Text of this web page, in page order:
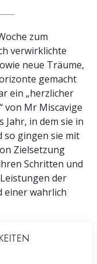
zum
verwirklichte
neue Träume,
gemacht
ein „herzlicher
von Mr Miscavige
Jahr, in dem sie in
so gingen sie mit
Zielsetzung
Schritten und
der
einer wahrlich